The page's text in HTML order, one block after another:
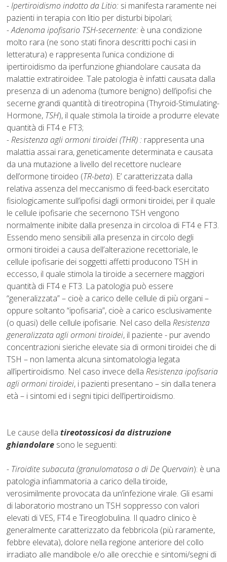
- Ipertiroidismo indotto da Litio: si manifesta raramente nei
pazienti in terapia con litio per disturbi bipolari;
- Adenoma ipofisario TSH-secernente: è una condizione
molto rara (ne sono stati finora descritti pochi casi in
letteratura) e rappresenta l’unica condizione di
ipertiroidismo da iperfunzione ghiandolare causata da
malattie extratiroidee. Tale patologia è infatti causata dalla
presenza di un adenoma (tumore benigno) dell’ipofisi che
secerne grandi quantità di tireotropina (Thyroid-Stimulating-
Hormone, TSH), il quale stimola la tiroide a produrre elevate
quantità di FT4 e FT3;
- Resistenza agli ormoni tiroidei (THR) : rappresenta una
malattia assai rara, geneticamente determinata e causata
da una mutazione a livello del recettore nucleare
dell’ormone tiroideo (TR-beta). E’ caratterizzata dalla
relativa assenza del meccanismo di feed-back esercitato
fisiologicamente sull’ipofisi dagli ormoni tiroidei, per il quale
le cellule ipofisarie che secernono TSH vengono
normalmente inibite dalla presenza in circoloa di FT4 e FT3.
Essendo meno sensibili alla presenza in circolo degli
ormoni tiroidei a causa dell’alterazione recettoriale, le
cellule ipofisarie dei soggetti affetti producono TSH in
eccesso, il quale stimola la tiroide a secernere maggiori
quantità di FT4 e FT3. La patologia può essere
“generalizzata” – cioè a carico delle cellule di più organi –
oppure soltanto “ipofisaria”, cioè a carico esclusivamente
(o quasi) delle cellule ipofisarie. Nel caso dellaResistenza
generalizzata agli ormoni tiroidei, il paziente - pur avendo
concentrazioni sieriche elevate sia di ormoni tiroidei che di
TSH – non lamenta alcuna sintomatologia legata
all’ipertiroidismo. Nel caso invece dellaResistenza ipofisaria
agli ormoni tiroidei, i pazienti presentano – sin dalla tenera
età – i sintomi ed i segni tipici dell’ipertiroidismo.
Le cause dellatireotossicosi da distruzione
ghiandolare sono le seguenti:
- Tiroidite subacuta (granulomatosa o di De Quervain): è una
patologia infiammatoria a carico della tiroide,
verosimilmente provocata da un’infezione virale. Gli esami
di laboratorio mostrano un TSH soppresso con valori
elevati di VES, FT4 e Tireoglobulina. Il quadro clinico è
generalmente caratterizzato da febbricola (più raramente,
febbre elevata), dolore nella regione anteriore del collo
irradiato alle mandibole e/o alle orecchie e sintomi/segni di